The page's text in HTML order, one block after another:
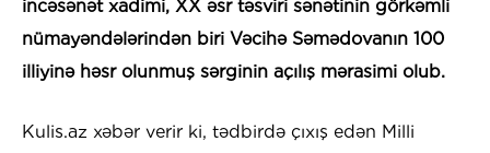
incəsənət xadimi, XX əsr təsviri sənətinin görkəmli
nümayəndələrindən biri Vəcihə Səmədovanın 100
illiyinə həsr olunmuş sərginin açılış mərasimi olub.
Kulis.az xəbər verir ki, tədbirdə çıxış edən Milli